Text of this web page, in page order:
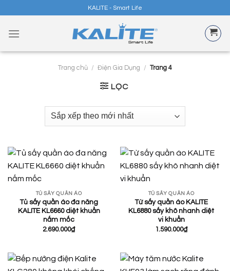
content
KALITE - Smart Life
Trang chủ / Điện Gia Dụng / Trang 4
LỌC
TỦ SẤY QUẦN ÁO
Tủ sấy quần áo đa năng
KALITE KL6660 diệt khuẩn
nấm mốc
2.690.000₫
TỦ SẤY QUẦN ÁO
Từ sấy quần áo KALITE
KL6880 sấy khô nhanh diệt
vi khuẩn
1.590.000₫